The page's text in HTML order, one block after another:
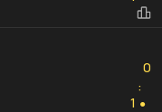
0
:
1 ●